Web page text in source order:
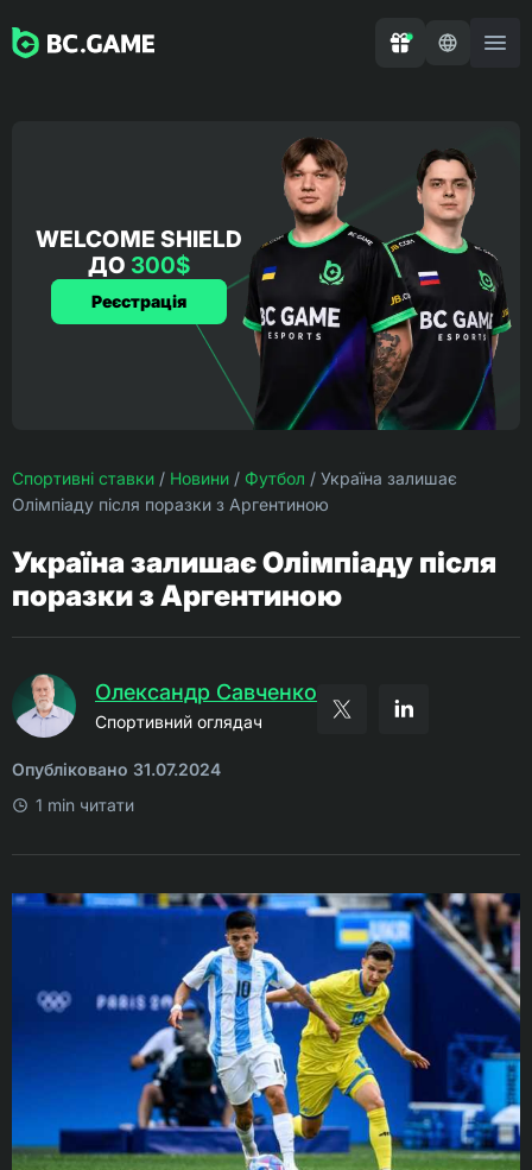
WELCOME SHIELD
ДО 300$
Реєстрація
Спортивні ставки / Новини / Футбол / Україна залишає
Олімпіаду після поразки з Аргентиною
Україна залишає Олімпіаду після
поразки з Аргентиною
Олександр Савченко
Спортивний оглядач
Опубліковано 31.07.2024
1 min читати